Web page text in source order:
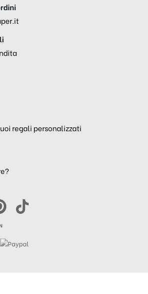
regali personalizzati